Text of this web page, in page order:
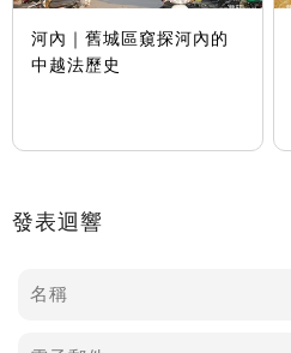
河內｜舊城區窺探河內的
中越法歷史
發表迴響